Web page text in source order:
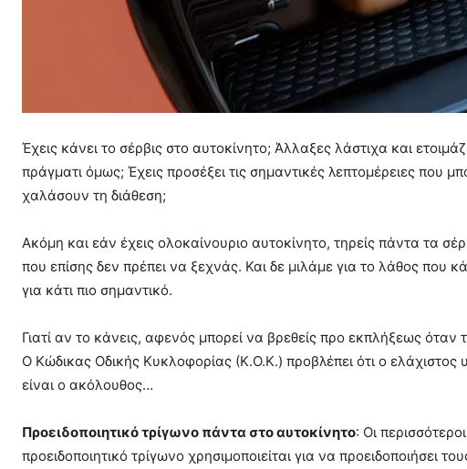
Έχεις κάνει το σέρβις στο αυτοκίνητο; Άλλαξες λάστιχα και
πράγματι όμως; Έχεις προσέξει τις σημαντικές λεπτομέρειες
χαλάσουν τη διάθεση;
Ακόμη και εάν έχεις ολοκαίνουριο αυτοκίνητο, τηρείς πάντα τα
που επίσης δεν πρέπει να ξεχνάς. Και δε μιλάμε για το λάθος που
για κάτι πιο σημαντικό.
Γιατί αν το κάνεις, αφενός μπορεί να βρεθείς προ εκπλήξεως
Ο Κώδικας Οδικής Κυκλοφορίας (Κ.Ο.Κ.) προβλέπει ότι ο
είναι ο ακόλουθος…
Προειδοποιητικό τρίγωνο πάντα στο αυτοκίνητο: Οι
προειδοποιητικό τρίγωνο χρησιμοποιείται για να προειδοποιήσει